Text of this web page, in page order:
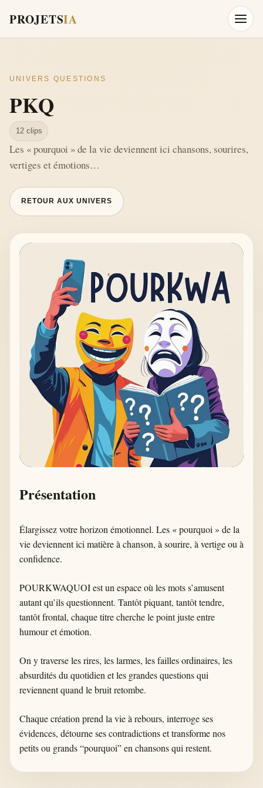
PROJETSIA Ouvrir
UNIVERS QUESTIONS
PKQ
12 clips
Les « pourquoi » de la vie deviennent ici chansons, sourires,
vertiges et émotions…
RETOUR AUX UNIVERS
Présentation
Élargissez votre horizon émotionnel. Les « pourquoi » de la
vie deviennent ici matière à chanson, à sourire, à vertige ou à
confidence.
POURKWAQUOI est un espace où les mots s’amusent
autant qu’ils questionnent. Tantôt piquant, tantôt tendre,
tantôt frontal, chaque titre cherche le point juste entre
humour et émotion.
On y traverse les rires, les larmes, les failles ordinaires, les
absurdités du quotidien et les grandes questions qui
reviennent quand le bruit retombe.
Chaque création prend la vie à rebours, interroge ses
évidences, détourne ses contradictions et transforme nos
petits ou grands “pourquoi” en chansons qui restent.